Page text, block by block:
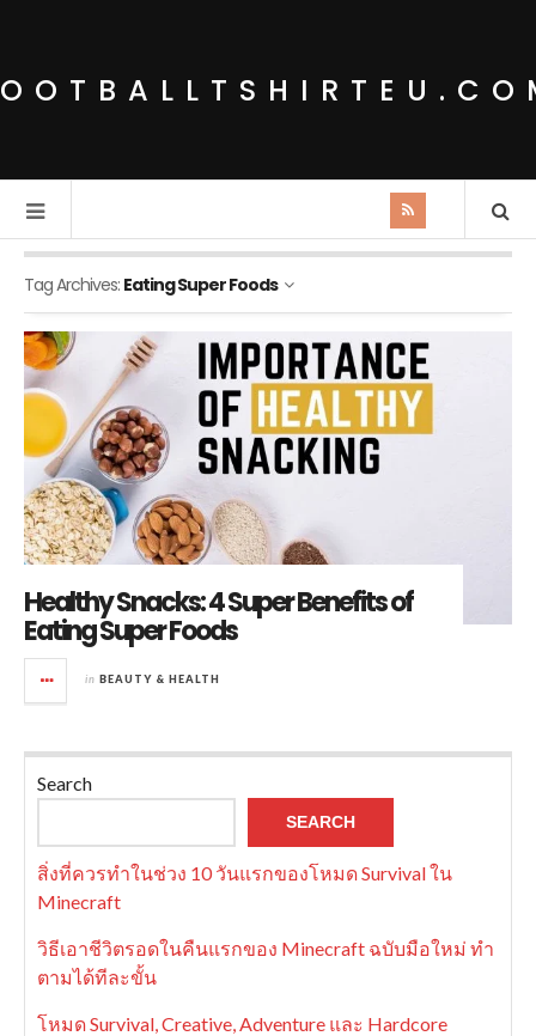
Tag Archives: Eating Super Foods
Healthy Snacks: 4 Super Benefits of
Eating Super Foods
in BEAUTY & HEALTH
Search
SEARCH
สิ่งที่ควรทำในช่วง 10 วันแรกของโหมด Survival ใน
Minecraft
วิธีเอาชีวิตรอดในคืนแรกของ Minecraft ฉบับมือใหม่ ทำ
ตามได้ทีละขั้น
โหมด Survival, Creative, Adventure และ Hardcore